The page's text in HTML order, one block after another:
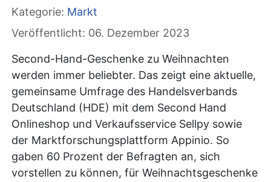
Kategorie: Markt
Veröffentlicht: 06. Dezember 2023
Second-Hand-Geschenke zu Weihnachten
werden immer beliebter. Das zeigt eine aktuelle,
gemeinsame Umfrage des Handelsverbands
Deutschland (HDE) mit dem Second Hand
Onlineshop und Verkaufsservice Sellpy sowie
der Marktforschungsplattform Appinio. So
gaben 60 Prozent der Befragten an, sich
vorstellen zu können, für Weihnachtsgeschenke